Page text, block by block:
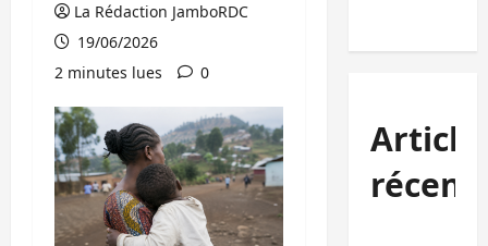
La Rédaction JamboRDC
19/06/2026
2 minutes lues
0